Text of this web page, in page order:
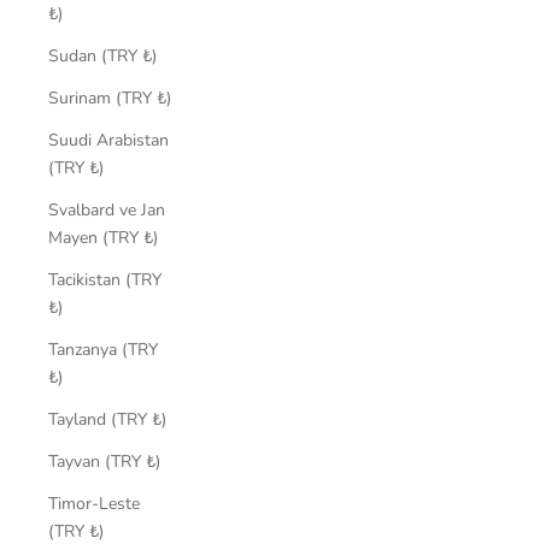
₺)
Sudan (TRY ₺)
Surinam (TRY ₺)
Suudi Arabistan
(TRY ₺)
Svalbard ve Jan
Mayen (TRY ₺)
Tacikistan (TRY
₺)
Tanzanya (TRY
₺)
Tayland (TRY ₺)
Tayvan (TRY ₺)
Timor-Leste
(TRY ₺)